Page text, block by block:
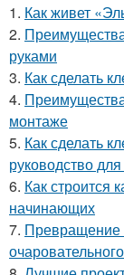
1. Как живет
2.
руками
3. Как сделать
4.
монтаже
5. Как сделать
руководство
6. Как строится
начинающих
7. Превращение